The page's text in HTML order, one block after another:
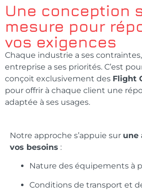
Une conception
mesure pour
vos exigences
Chaque industrie a ses
entreprise a ses priorités. C’est
conçoit exclusivement des Flight
pour offrir à chaque client une
adaptée à ses usages.
Notre approche s’appuie sur une
vos besoins :
Nature des équipements à
Conditions de transport et